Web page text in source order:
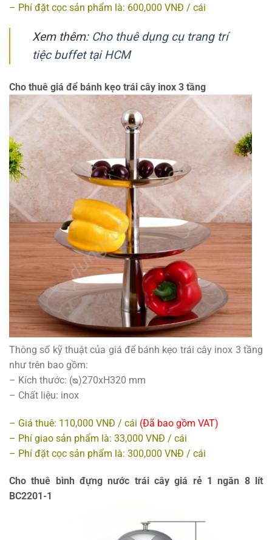
– Phí đặt cọc sản phẩm là: 600,000 VNĐ / cái
Xem thêm: Cho thuê dụng cụ trang trí
tiệc buffet tại HCM
Cho thuê giá để bánh kẹo trái cây inox 3 tầng
Thông số kỹ thuật của giá để bánh kẹo trái cây inox 3 tầng
như trên bao gồm:
– Kích thước: (ᴓ)270xH320 mm
– Chất liệu: inox
– Giá thuê: 110,000 VNĐ / cái (Đã bao gồm VAT)
– Phí giao sản phẩm là: 33,000 VNĐ / cái
– Phí đặt cọc sản phẩm là: 300,000 VNĐ / cái
Cho thuê bình đựng nước trái cây giá rẻ 1 ngăn 8 lít
BC2201-1